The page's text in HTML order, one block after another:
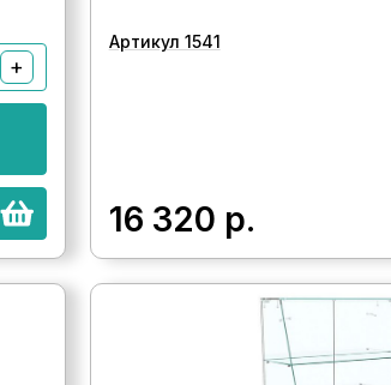
+
Артикул 1541
16 320 р.